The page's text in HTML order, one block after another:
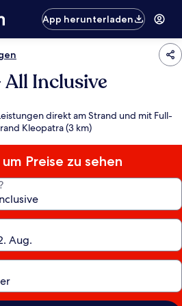
App herunterladen
All Inclusive
direkt am Strand und mit Full-
Kleopatra (3 km)
Preise zu sehen